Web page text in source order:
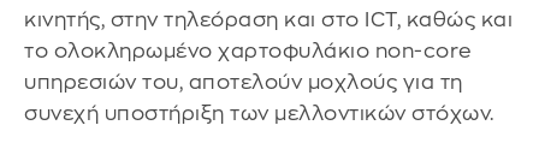
κινητής, στην τηλεόραση και στο ICT, καθώς και
το ολοκληρωμένο χαρτοφυλάκιο non-core
υπηρεσιών του, αποτελούν μοχλούς για τη
συνεχή υποστήριξη των μελλοντικών στόχων.